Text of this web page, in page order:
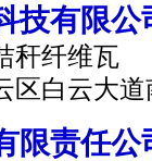
技有限公
秆纤维瓦
区白云大道
限责任公